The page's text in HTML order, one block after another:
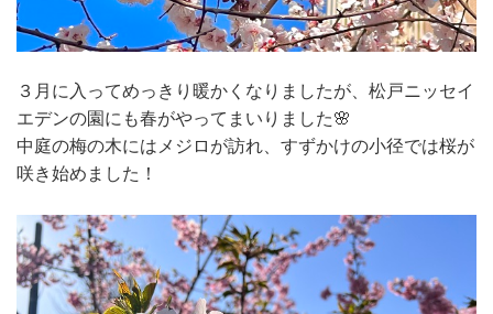
３月に入ってめっきり暖かくなりましたが、松戸ニッセイ
エデンの園にも春がやってまいりました🌸
中庭の梅の木にはメジロが訪れ、すずかけの小径では桜が
咲き始めました！